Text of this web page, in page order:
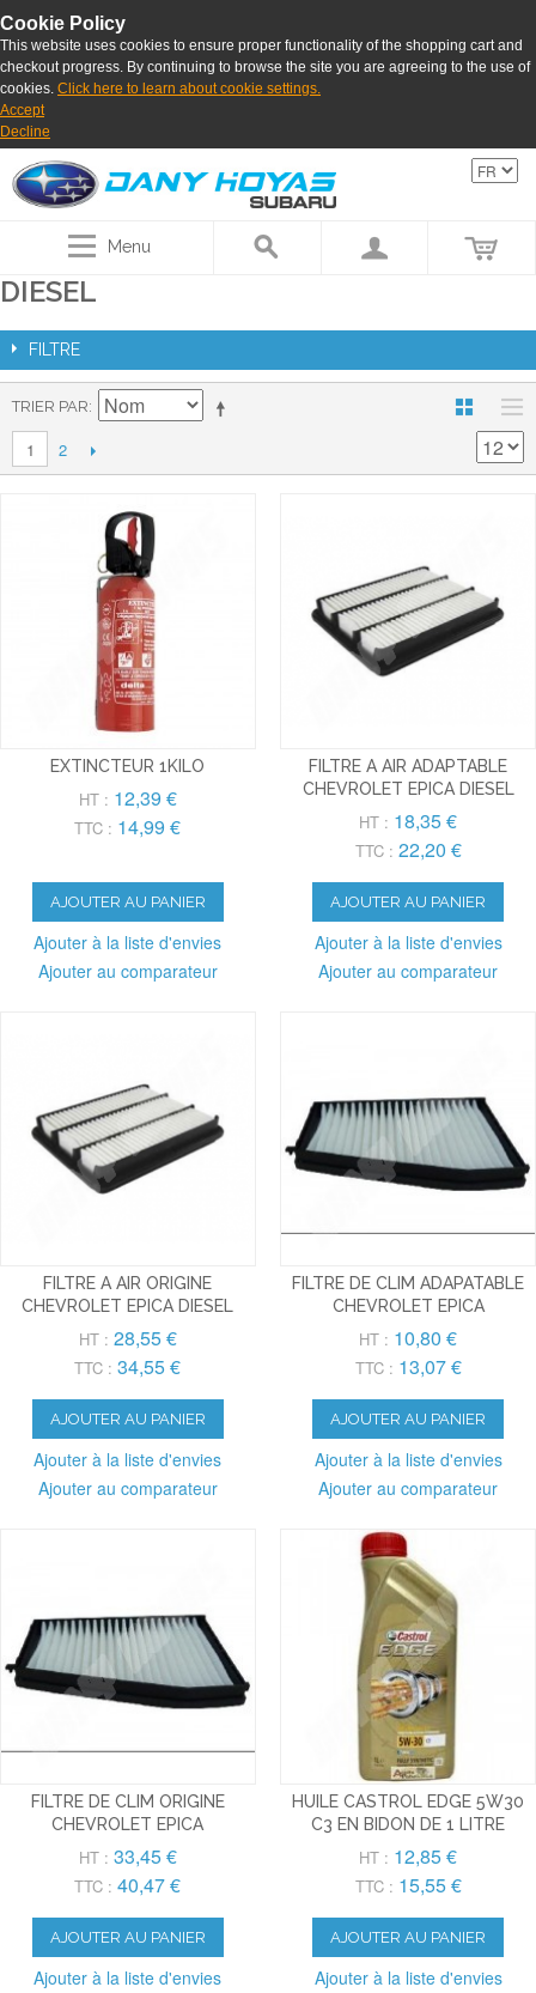
Cookie Policy
This website uses cookies to ensure proper functionality of the shopping cart and
checkout progress. By continuing to browse the site you are agreeing to the use of
cookies. Click here to learn about cookie settings.
Accept
Decline
Menu
DIESEL
FILTRE
TRIER PAR
1 2
EXTINCTEUR 1KILO
HT : 12,39 €
TTC : 14,99 €
AJOUTER AU PANIER
Ajouter à la liste d'envies
Ajouter au comparateur
FILTRE A AIR ADAPTABLE
CHEVROLET EPICA DIESEL
HT : 18,35 €
TTC : 22,20 €
AJOUTER AU PANIER
Ajouter à la liste d'envies
Ajouter au comparateur
FILTRE A AIR ORIGINE
CHEVROLET EPICA DIESEL
HT : 28,55 €
TTC : 34,55 €
AJOUTER AU PANIER
Ajouter à la liste d'envies
Ajouter au comparateur
FILTRE DE CLIM ADAPATABLE
CHEVROLET EPICA
HT : 10,80 €
TTC : 13,07 €
AJOUTER AU PANIER
Ajouter à la liste d'envies
Ajouter au comparateur
FILTRE DE CLIM ORIGINE
CHEVROLET EPICA
HT : 33,45 €
TTC : 40,47 €
AJOUTER AU PANIER
Ajouter à la liste d'envies
HUILE CASTROL EDGE 5W30
C3 EN BIDON DE 1 LITRE
HT : 12,85 €
TTC : 15,55 €
AJOUTER AU PANIER
Ajouter à la liste d'envies